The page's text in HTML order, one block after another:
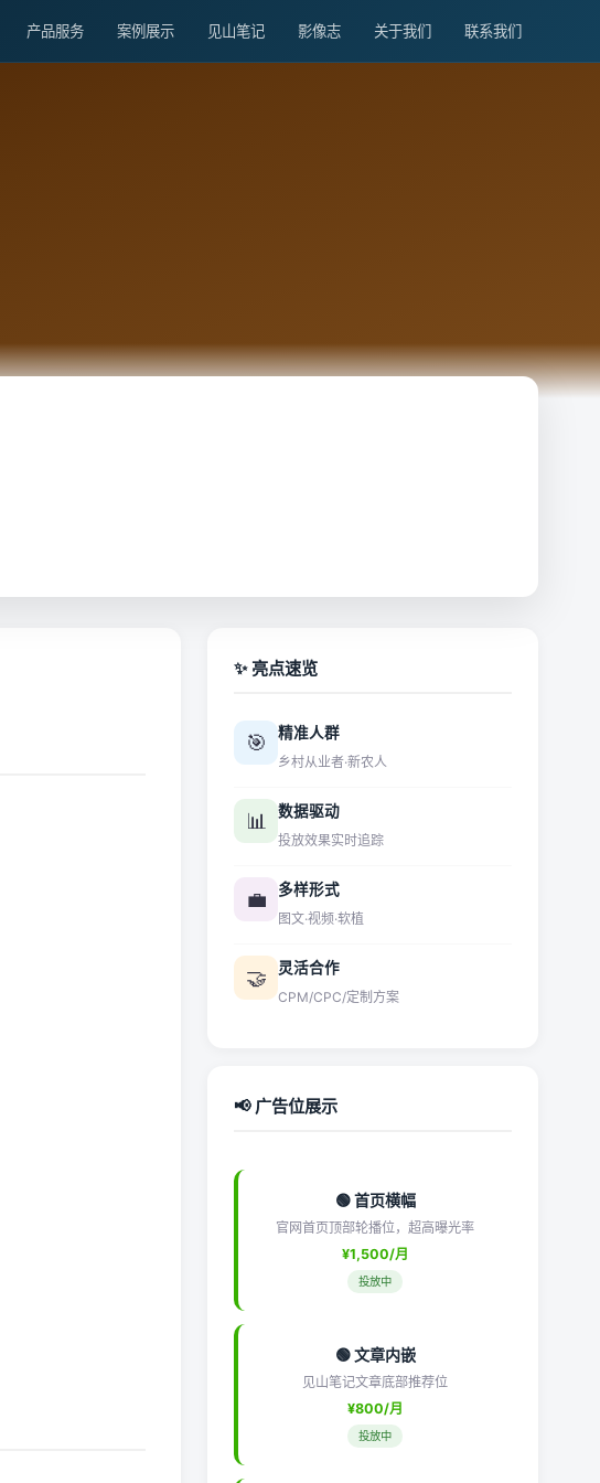
产品服务 案例展示 见山笔记 影像志 关于我们 联系我们
✨ 亮点速览
🎯 精准人群
乡村从业者·新农人
📊 数据驱动
投放效果实时追踪
💼 多样形式
图文·视频·软植
🤝 灵活合作
CPM/CPC/定制方案
📢 广告位展示
🟢 首页横幅
官网首页顶部轮播位，超高曝光率
¥1,500/月
投放中
🟢 文章内嵌
见山笔记文章底部推荐位
¥800/月
投放中